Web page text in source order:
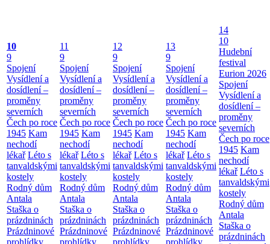
10
9
Spojení
Vysídlení a
dosídlení –
proměny
severních
Čech po roce
1945 Kam
nechodí
lékař Léto s
tanvaldskými
kostely
Rodný dům
Antala
Staška o
prázdninách
Prázdninové
prohlídky
11
9
Spojení
Vysídlení a
dosídlení –
proměny
severních
Čech po roce
1945 Kam
nechodí
lékař Léto s
tanvaldskými
kostely
Rodný dům
Antala
Staška o
prázdninách
Prázdninové
prohlídky
12
9
Spojení
Vysídlení a
dosídlení –
proměny
severních
Čech po roce
1945 Kam
nechodí
lékař Léto s
tanvaldskými
kostely
Rodný dům
Antala
Staška o
prázdninách
Prázdninové
prohlídky
13
9
Spojení
Vysídlení a
dosídlení –
proměny
severních
Čech po roce
1945 Kam
nechodí
lékař Léto s
tanvaldskými
kostely
Rodný dům
Antala
Staška o
prázdninách
Prázdninové
prohlídky
14
10
Hudební
festival
Eurion 2026
Spojení
Vysídlení a
dosídlení –
proměny
severních
Čech po roce
1945 Kam
nechodí
lékař Léto s
tanvaldskými
kostely
Rodný dům
Antala
Staška o
prázdninách